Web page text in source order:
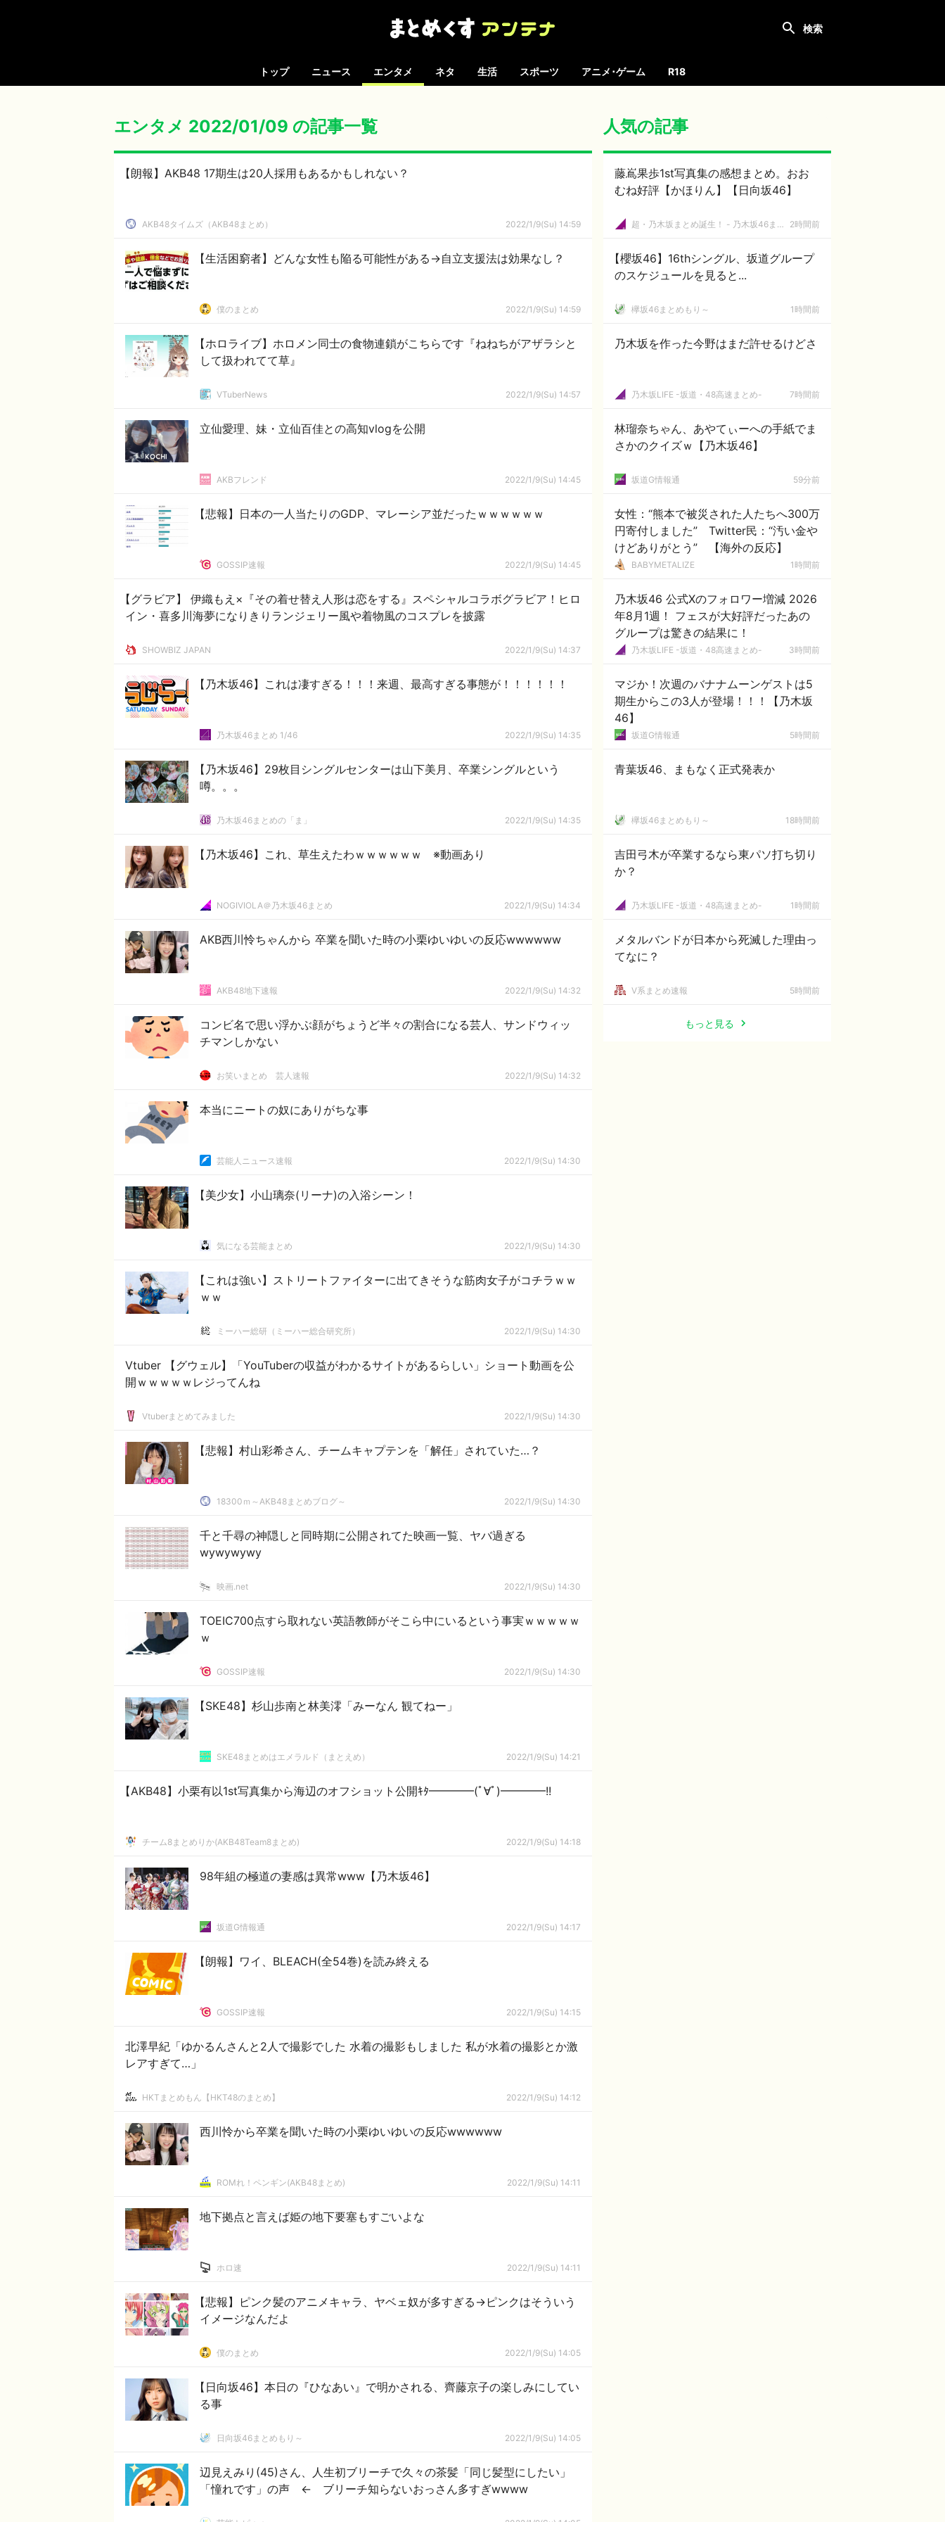
トップ ニュース エンタメ ネタ 生活 スポーツ アニメ･ゲーム R18
エンタメ 2022/01/09 の記事一覧
【朗報】AKB48 17期生は20人採用もあるかもしれない？
AKB48タイムズ（AKB48まとめ） 2022/1/9(Su) 14:59
【生活困窮者】どんな女性も陥る可能性がある→自立支援法は効果なし？
僕のまとめ 2022/1/9(Su) 14:59
【ホロライブ】ホロメン同士の食物連鎖がこちらです『ねねちがアザラシと
して扱われてて草』
VTuberNews 2022/1/9(Su) 14:57
立仙愛理、妹・立仙百佳との高知vlogを公開
AKBフレンド 2022/1/9(Su) 14:45
【悲報】日本の一人当たりのGDP、マレーシア並だったｗｗｗｗｗｗ
GOSSIP速報 2022/1/9(Su) 14:45
【グラビア】 伊織もえ×『その着せ替え人形は恋をする』スペシャルコラボグラビア！ヒロ
イン・喜多川海夢になりきりランジェリー風や着物風のコスプレを披露
SHOWBIZ JAPAN 2022/1/9(Su) 14:37
【乃木坂46】これは凄すぎる！！！来週、最高すぎる事態が！！！！！！
乃木坂46まとめ 1/46 2022/1/9(Su) 14:35
【乃木坂46】29枚目シングルセンターは山下美月、卒業シングルという
噂。。。
乃木坂46まとめの「ま」 2022/1/9(Su) 14:35
【乃木坂46】これ、草生えたわｗｗｗｗｗｗ ※動画あり
NOGIVIOLA＠乃木坂46まとめ 2022/1/9(Su) 14:34
AKB西川怜ちゃんから 卒業を聞いた時の小栗ゆいゆいの反応wwwwww
AKB48地下速報 2022/1/9(Su) 14:32
コンビ名で思い浮かぶ顔がちょうど半々の割合になる芸人、サンドウィッ
チマンしかない
お笑いまとめ 芸人速報 2022/1/9(Su) 14:32
本当にニートの奴にありがちな事
芸能人ニュース速報 2022/1/9(Su) 14:30
【美少女】小山璃奈(リーナ)の入浴シーン！
気になる芸能まとめ 2022/1/9(Su) 14:30
【これは強い】ストリートファイターに出てきそうな筋肉女子がコチラｗｗ
ｗｗ
ミーハー総研（ミーハー総合研究所） 2022/1/9(Su) 14:30
Vtuber 【グウェル】「YouTuberの収益がわかるサイトがあるらしい」ショート動画を公
開ｗｗｗｗｗレジってんね
Vtuberまとめてみました 2022/1/9(Su) 14:30
【悲報】村山彩希さん、チームキャプテンを「解任」されていた…？
18300ｍ～AKB48まとめブログ～ 2022/1/9(Su) 14:30
千と千尋の神隠しと同時期に公開されてた映画一覧、ヤバ過ぎる
wywywywy
映画.net 2022/1/9(Su) 14:30
TOEIC700点すら取れない英語教師がそこら中にいるという事実ｗｗｗｗｗ
ｗ
GOSSIP速報 2022/1/9(Su) 14:30
【SKE48】杉山歩南と林美澪「みーなん 観てねー」
SKE48まとめはエメラルド（まとえめ） 2022/1/9(Su) 14:21
【AKB48】小栗有以1st写真集から海辺のオフショット公開ｷﾀ━━━━(ﾟ∀ﾟ)━━━━!!
チーム8まとめりか(AKB48Team8まとめ) 2022/1/9(Su) 14:18
98年組の極道の妻感は異常www【乃木坂46】
坂道G情報通 2022/1/9(Su) 14:17
【朗報】ワイ、BLEACH(全54巻)を読み終える
GOSSIP速報 2022/1/9(Su) 14:15
北澤早紀「ゆかるんさんと2人で撮影でした 水着の撮影もしました 私が水着の撮影とか激
レアすぎて…」
HKTまとめもん【HKT48のまとめ】 2022/1/9(Su) 14:12
西川怜から卒業を聞いた時の小栗ゆいゆいの反応wwwwww
ROMれ！ペンギン(AKB48まとめ) 2022/1/9(Su) 14:11
地下拠点と言えば姫の地下要塞もすごいよな
ホロ速 2022/1/9(Su) 14:11
【悲報】ピンク髪のアニメキャラ、ヤベェ奴が多すぎる→ピンクはそういう
イメージなんだよ
僕のまとめ 2022/1/9(Su) 14:05
【日向坂46】本日の『ひなあい』で明かされる、齊藤京子の楽しみにしてい
る事
日向坂46まとめもり～ 2022/1/9(Su) 14:05
辺見えみり(45)さん、人生初ブリーチで久々の茶髪「同じ髪型にしたい」
「憧れです」の声 ← ブリーチ知らないおっさん多すぎwwww
人気の記事
藤嶌果歩1st写真集の感想まとめ。おお
むね好評【かほりん】【日向坂46】
超・乃木坂まとめ誕生！ - 乃木坂46まとめ 2時間前
【櫻坂46】16thシングル、坂道グループ
のスケジュールを見ると...
欅坂46まとめもり～ 1時間前
乃木坂を作った今野はまだ許せるけどさ
乃木坂LIFE -坂道・48高速まとめ- 7時間前
林瑠奈ちゃん、あやてぃーへの手紙でま
さかのクイズｗ【乃木坂46】
坂道G情報通 59分前
女性：“熊本で被災された人たちへ300万
円寄付しました” Twitter民：“汚い金や
けどありがとう” 【海外の反応】
BABYMETALIZE 1時間前
乃木坂46 公式Xのフォロワー増減 2026
年8月1週！ フェスが大好評だったあの
グループは驚きの結果に！
乃木坂LIFE -坂道・48高速まとめ- 3時間前
マジか！次週のバナナムーンゲストは5
期生からこの3人が登場！！！【乃木坂
46】
坂道G情報通 5時間前
青葉坂46、まもなく正式発表か
欅坂46まとめもり～ 18時間前
吉田弓木が卒業するなら東パソ打ち切り
か？
乃木坂LIFE -坂道・48高速まとめ- 1時間前
メタルバンドが日本から死滅した理由っ
てなに？
V系まとめ速報 5時間前
もっと見る